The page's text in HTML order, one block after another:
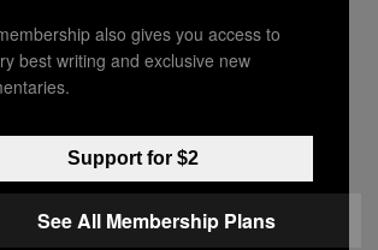
37 FRA
PROVINS
i fire måneder nu med min
also gives you access to
best writing and exclusive new
Support for $2
See All Membership Plans